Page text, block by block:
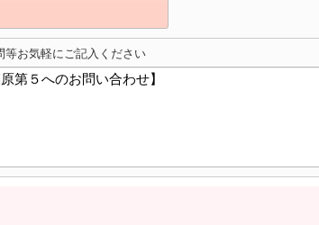
等お気軽にご記入ください